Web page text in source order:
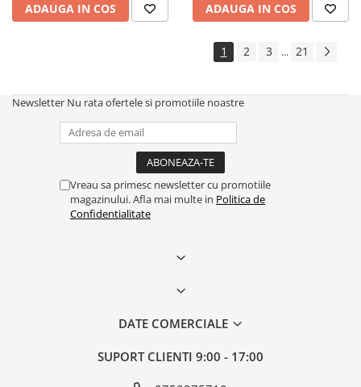
ADAUGA IN COS ADAUGA IN COS
1 2 3 ... 21
Newsletter Nu rata ofertele si promotiile noastre
Vreau sa primesc newsletter cu promotiile
magazinului. Afla mai multe in Politica de
Confidentialitate
DATE COMERCIALE
SUPORT CLIENTI 9:00 - 17:00